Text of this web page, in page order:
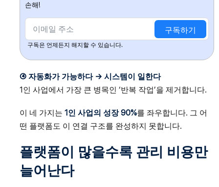
손해!
구독하기
구독은 언제든지 해지할 수 있습니다.
④ 자동화가 가능하다 → 시스템이 일한다
1인 사업에서 가장 큰 병목인 ‘반복 작업’을 제거합니다.
이 네 가지는 1인 사업의 성장 90%를 좌우합니다. 그 어
떤 플랫폼도 이 연결 구조를 완성하지 못합니다.
플랫폼이 많을수록 관리 비용만
늘어난다